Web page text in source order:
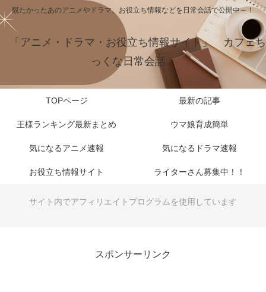
観たかったあのアニメやドラマ、お役立ち情報などを日常会話で公開中～！
「アニメ・ドラマ・お役立ち情報サイト」 カフェち
っくな日常会話
TOPページ 最新の記事
王様ランキング最新まとめ ウマ娘育成簡単
気になるアニメ速報 気になるドラマ速報
お役立ち情報サイト ライターさん募集中！！
サイト内でアフィリエイトプログラムを使用しています
スポンサーリンク